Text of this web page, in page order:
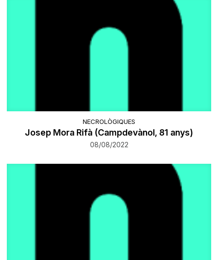
NECROLÒGIQUES
Josep Mora Rifà (Campdevànol, 81 anys)
08/08/2022